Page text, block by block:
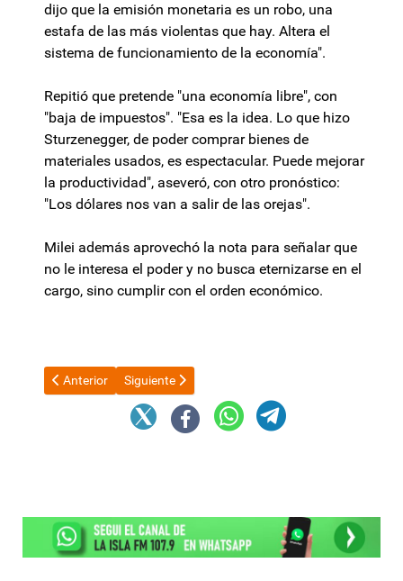
dijo que la emisión monetaria es un robo, una
estafa de las más violentas que hay. Altera el
sistema de funcionamiento de la economía".
Repitió que pretende "una economía libre", con
"baja de impuestos". "Esa es la idea. Lo que hizo
Sturzenegger, de poder comprar bienes de
materiales usados, es espectacular. Puede mejorar
la productividad", aseveró, con otro pronóstico:
"Los dólares nos van a salir de las orejas".
Milei además aprovechó la nota para señalar que
no le interesa el poder y no busca eternizarse en el
cargo, sino cumplir con el orden económico.
Artículo anterior: Senado aprobó la ley de regularización y
Anterior Artículo siguiente: El FMI tratará la revisión del
Siguiente